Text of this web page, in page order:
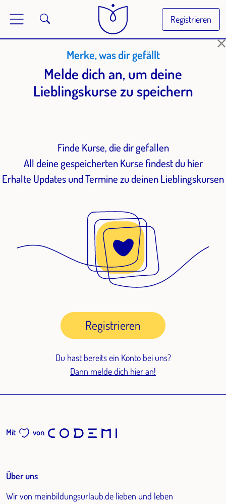
Registrieren
Merke, was dir gefällt
Melde dich an, um deine
Lieblingskurse zu speichern
Finde Kurse, die dir gefallen
All deine gespeicherten Kurse findest du hier
Erhalte Updates und Termine zu deinen Lieblingskursen
Registrieren
Du hast bereits ein Konto bei uns?
Dann melde dich hier an!
Mit von
Über uns
Wir von meinbildungsurlaub.de lieben und leben